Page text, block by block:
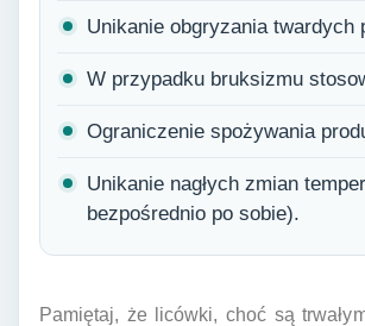
Unikanie obgryzania twardych
W przypadku bruksizmu
Ograniczenie spożywania
Unikanie nagłych zmian
bezpośrednio po sobie).
Pamiętaj, że licówki, choć są